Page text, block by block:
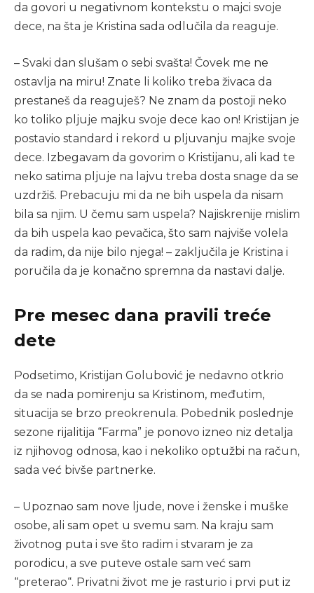
da govori u negativnom kontekstu o majci svoje
dece, na šta je Kristina sada odlučila da reaguje.
– Svaki dan slušam o sebi svašta! Čovek me ne
ostavlja na miru! Znate li koliko treba živaca da
prestaneš da reaguješ? Ne znam da postoji neko
ko toliko pljuje majku svoje dece kao on! Kristijan je
postavio standard i rekord u pljuvanju majke svoje
dece. Izbegavam da govorim o Kristijanu, ali kad te
neko satima pljuje na lajvu treba dosta snage da se
uzdržiš. Prebacuju mi da ne bih uspela da nisam
bila sa njim. U čemu sam uspela? Najiskrenije mislim
da bih uspela kao pevačica, što sam najviše volela
da radim, da nije bilo njega! – zaključila je Kristina i
poručila da je konačno spremna da nastavi dalje.
Pre mesec dana pravili treće
dete
Podsetimo, Kristijan Golubović je nedavno otkrio
da se nada pomirenju sa Kristinom, međutim,
situacija se brzo preokrenula. Pobednik poslednje
sezone rijalitija “Farma” je ponovo izneo niz detalja
iz njihovog odnosa, kao i nekoliko optužbi na račun,
sada već bivše partnerke.
– Upoznao sam nove ljude, nove i ženske i muške
osobe, ali sam opet u svemu sam. Na kraju sam
životnog puta i sve što radim i stvaram je za
porodicu, a sve puteve ostale sam već sam
“preterao“. Privatni život me je rasturio i prvi put iz